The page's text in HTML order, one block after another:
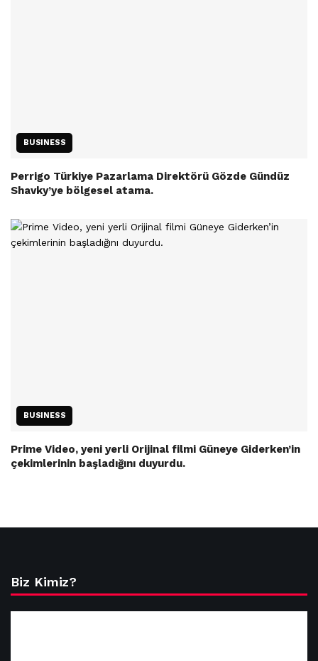
BUSINESS
Perrigo Türkiye Pazarlama Direktörü Gözde Gündüz
Shavky’ye bölgesel atama.
BUSINESS
Prime Video, yeni yerli Orijinal filmi Güneye Giderken’in
çekimlerinin başladığını duyurdu.
Biz Kimiz?